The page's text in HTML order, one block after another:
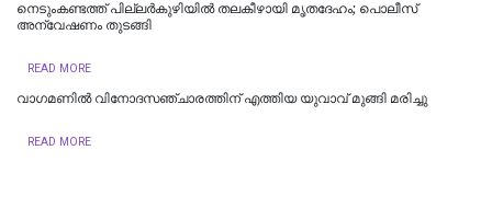
നെടുംകണ്ടത്ത് പില്ലർകുഴിയിൽ തലകീഴായി മൃതദേഹം; പൊലീസ്
അന്വേഷണം തുടങ്ങി
READ MORE
വാഗമണിൽ വിനോദസഞ്ചാരത്തിന് എത്തിയ യുവാവ് മുങ്ങി മരിച്ചു
READ MORE